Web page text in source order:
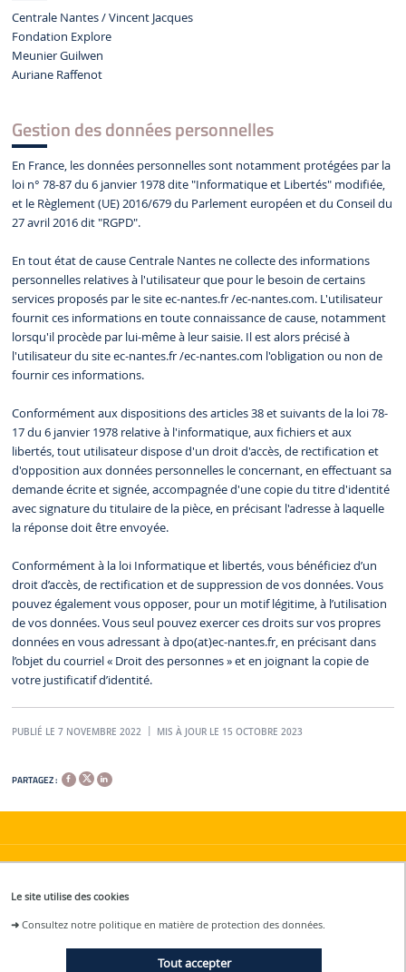
Le site utilise des cookies
➜Consultez notre politique en matière de protection des données.
Tout accepter
Centrale Nantes / Vincent Jacques
Fondation Explore
Meunier Guilwen
Auriane Raffenot
Gestion des données personnelles
En France, les données personnelles sont notamment protégées par la
loi n° 78-87 du 6 janvier 1978 dite "Informatique et Libertés" modifiée,
et le Règlement (UE) 2016/679 du Parlement européen et du Conseil du
27 avril 2016 dit "RGPD".
En tout état de cause Centrale Nantes ne collecte des informations
personnelles relatives à l'utilisateur que pour le besoin de certains
services proposés par le site ec-nantes.fr /ec-nantes.com. L'utilisateur
fournit ces informations en toute connaissance de cause, notamment
lorsqu'il procède par lui-même à leur saisie. Il est alors précisé à
l'utilisateur du site ec-nantes.fr /ec-nantes.com l'obligation ou non de
fournir ces informations.
Conformément aux dispositions des articles 38 et suivants de la loi 78-
17 du 6 janvier 1978 relative à l'informatique, aux fichiers et aux
libertés, tout utilisateur dispose d'un droit d'accès, de rectification et
d'opposition aux données personnelles le concernant, en effectuant sa
demande écrite et signée, accompagnée d'une copie du titre d'identité
avec signature du titulaire de la pièce, en précisant l'adresse à laquelle
la réponse doit être envoyée.
Conformément à la loi Informatique et libertés, vous bénéficiez d’un
droit d’accès, de rectification et de suppression de vos données. Vous
pouvez également vous opposer, pour un motif légitime, à l’utilisation
de vos données. Vous seul pouvez exercer ces droits sur vos propres
données en vous adressant à dpo(at)ec-nantes.fr, en précisant dans
l’objet du courriel « Droit des personnes » et en joignant la copie de
votre justificatif d’identité.
PUBLIÉ LE 7 NOVEMBRE 2022 MIS À JOUR LE 15 OCTOBRE 2023
PARTAGEZ :
lowtec@ec-nantes.fr